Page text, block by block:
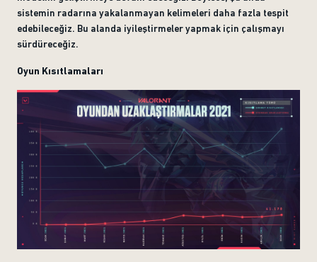
sistemin radarına yakalanmayan kelimeleri daha fazla tespit
edebileceğiz. Bu alanda iyileştirmeler yapmak için çalışmayı
sürdüreceğiz.
Oyun Kısıtlamaları